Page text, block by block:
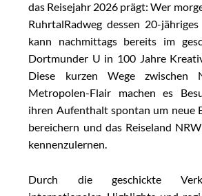
das Reisejahr 2026 prägt: Wer
RuhrtalRadweg dessen 20-
kann nachmittags bereits im
Dortmunder U in 100 Jahre
Diese kurzen Wege zwischen
Metropolen-Flair machen es
ihren Aufenthalt spontan um neue
bereichern und das Reiseland
kennenzulernen.
Durch die geschickte